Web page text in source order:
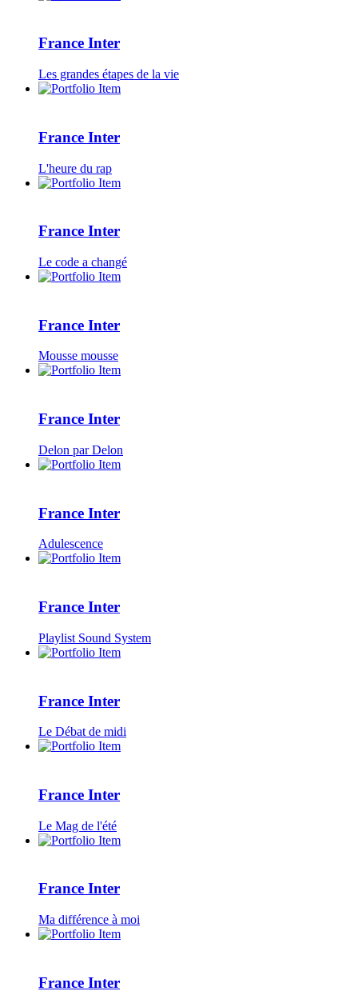
France Inter
Les grandes étapes de la vie
France Inter
L'heure du rap
France Inter
Le code a changé
France Inter
Mousse mousse
France Inter
Delon par Delon
France Inter
Adulescence
France Inter
Playlist Sound System
France Inter
Le Débat de midi
France Inter
Le Mag de l'été
France Inter
Ma différence à moi
France Inter